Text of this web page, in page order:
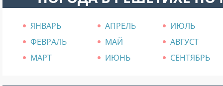
ЯНВАРЬ АПРЕЛЬ
ИЮЛЬ
ФЕВРАЛЬ
МАЙ
АВГУСТ
МАРТ
ИЮНЬ СЕНТЯБРЬ